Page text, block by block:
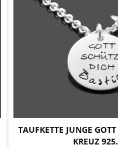
TAUFKETTE JUNGE
KREUZ